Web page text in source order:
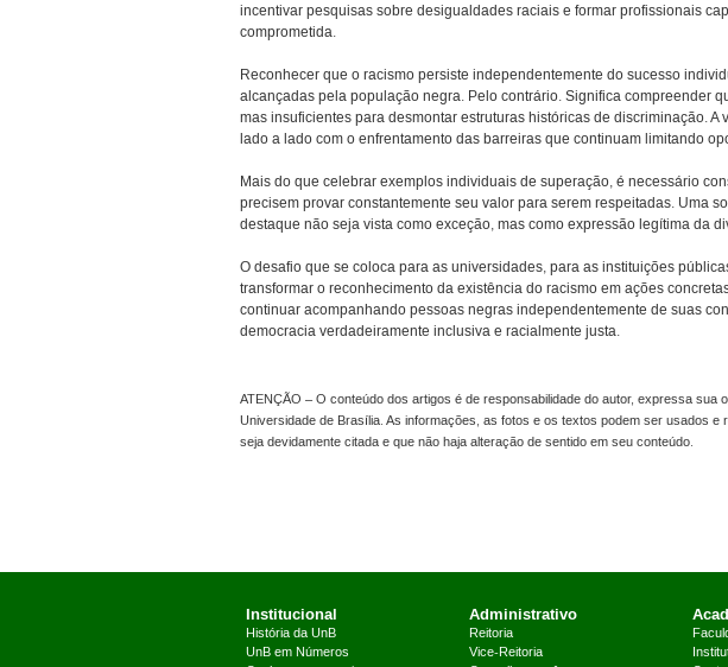
incentivar pesquisas sobre desigualdades raciais e formar profissionais
comprometida.
Reconhecer que o racismo persiste independentemente do sucesso
alcançadas pela população negra. Pelo contrário. Significa compreender
mas insuficientes para desmontar estruturas históricas de discriminação.
lado a lado com o enfrentamento das barreiras que continuam limitando
Mais do que celebrar exemplos individuais de superação, é necessário
precisem provar constantemente seu valor para serem respeitadas. Uma
destaque não seja vista como exceção, mas como expressão legítima da
O desafio que se coloca para as universidades, para as instituições
transformar o reconhecimento da existência do racismo em ações
continuar acompanhando pessoas negras independentemente de suas
democracia verdadeiramente inclusiva e racialmente justa.
ATENÇÃO – O conteúdo dos artigos é de responsabilidade do autor, expressa
Universidade de Brasília. As informações, as fotos e os textos podem ser usados e
seja devidamente citada e que não haja alteração de sentido em seu conteúdo.
Institucional
História da UnB
UnB em Números
Administrativo
Reitoria
Vice-Reitoria